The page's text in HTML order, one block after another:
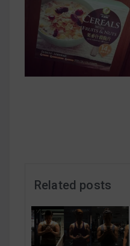
健身重訓菜單
運動健身飲食建議
減醣食材推薦
Related posts